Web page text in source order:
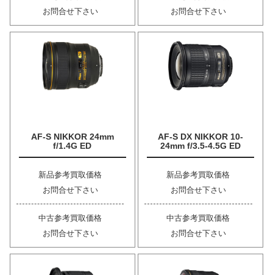
お問合せ下さい
お問合せ下さい
AF-S NIKKOR 24mm
f/1.4G ED
新品参考買取価格
お問合せ下さい
中古参考買取価格
お問合せ下さい
AF-S DX NIKKOR 10-
24mm f/3.5-4.5G ED
新品参考買取価格
お問合せ下さい
中古参考買取価格
お問合せ下さい